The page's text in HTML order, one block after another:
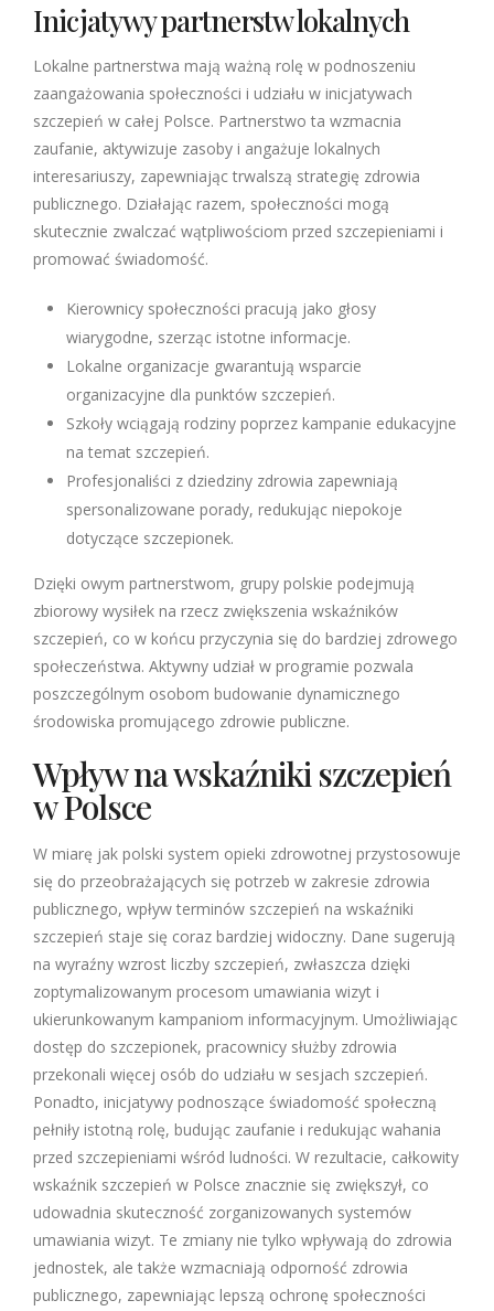
Inicjatywy partnerstw lokalnych
Lokalne partnerstwa mają ważną rolę w podnoszeniu
zaangażowania społeczności i udziału w inicjatywach
szczepień w całej Polsce. Partnerstwo ta wzmacnia
zaufanie, aktywizuje zasoby i angażuje lokalnych
interesariuszy, zapewniając trwalszą strategię zdrowia
publicznego. Działając razem, społeczności mogą
skutecznie zwalczać wątpliwościom przed szczepieniami i
promować świadomość.
Kierownicy społeczności pracują jako głosy
wiarygodne, szerząc istotne informacje.
Lokalne organizacje gwarantują wsparcie
organizacyjne dla punktów szczepień.
Szkoły wciągają rodziny poprzez kampanie edukacyjne
na temat szczepień.
Profesjonaliści z dziedziny zdrowia zapewniają
spersonalizowane porady, redukując niepokoje
dotyczące szczepionek.
Dzięki owym partnerstwom, grupy polskie podejmują
zbiorowy wysiłek na rzecz zwiększenia wskaźników
szczepień, co w końcu przyczynia się do bardziej zdrowego
społeczeństwa. Aktywny udział w programie pozwala
poszczególnym osobom budowanie dynamicznego
środowiska promującego zdrowie publiczne.
Wpływ na wskaźniki szczepień
w Polsce
W miarę jak polski system opieki zdrowotnej przystosowuje
się do przeobrażających się potrzeb w zakresie zdrowia
publicznego, wpływ terminów szczepień na wskaźniki
szczepień staje się coraz bardziej widoczny. Dane sugerują
na wyraźny wzrost liczby szczepień, zwłaszcza dzięki
zoptymalizowanym procesom umawiania wizyt i
ukierunkowanym kampaniom informacyjnym. Umożliwiając
dostęp do szczepionek, pracownicy służby zdrowia
przekonali więcej osób do udziału w sesjach szczepień.
Ponadto, inicjatywy podnoszące świadomość społeczną
pełniły istotną rolę, budując zaufanie i redukując wahania
przed szczepieniami wśród ludności. W rezultacie, całkowity
wskaźnik szczepień w Polsce znacznie się zwiększył, co
udowadnia skuteczność zorganizowanych systemów
umawiania wizyt. Te zmiany nie tylko wpływają do zdrowia
jednostek, ale także wzmacniają odporność zdrowia
publicznego, zapewniając lepszą ochronę społeczności